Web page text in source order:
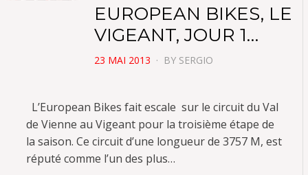
EUROPEAN BIKES, LE
VIGEANT, JOUR 1…
POSTED
23 MAI 2013 BY SERGIO
L’European Bikes fait escale sur le circuit du Val
de Vienne au Vigeant pour la troisième étape de
la saison. Ce circuit d’une longueur de 3757 M, est
réputé comme l’un des plus…